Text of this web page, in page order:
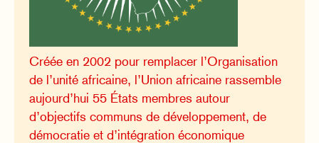
Créée en 2002 pour remplacer l’Organisation
de l’unité africaine, l’Union africaine rassemble
aujourd’hui 55 États membres autour
d’objectifs communs de développement, de
démocratie et d’intégration économique